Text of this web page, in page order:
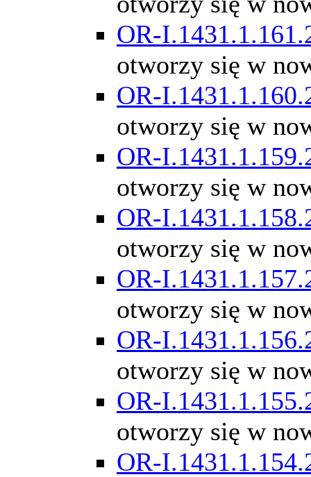
OR-
otworzy się w
OR-
otworzy się w
OR-
otworzy się w
OR-
otworzy się w
OR-
otworzy się w
OR-
otworzy się w
OR-
otworzy się w
OR-